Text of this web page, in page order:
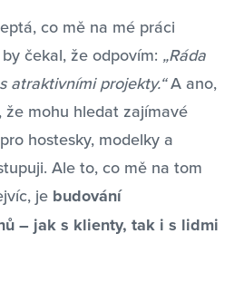
co mě na mé práci
čekal, že odpovím: „Ráda
atraktivními projekty.“A ano,
mohu hledat zajímavé
hostesky, modelky a
Ale to, co mě na tom
je budování
– jak s klienty, tak i s lidmi